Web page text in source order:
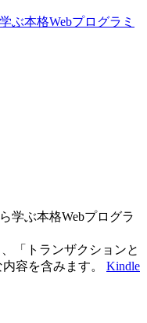
ぶ本格Webプログラミ
学ぶ本格Webプログラ
「トランザクションと
容を含みます。 Kindle